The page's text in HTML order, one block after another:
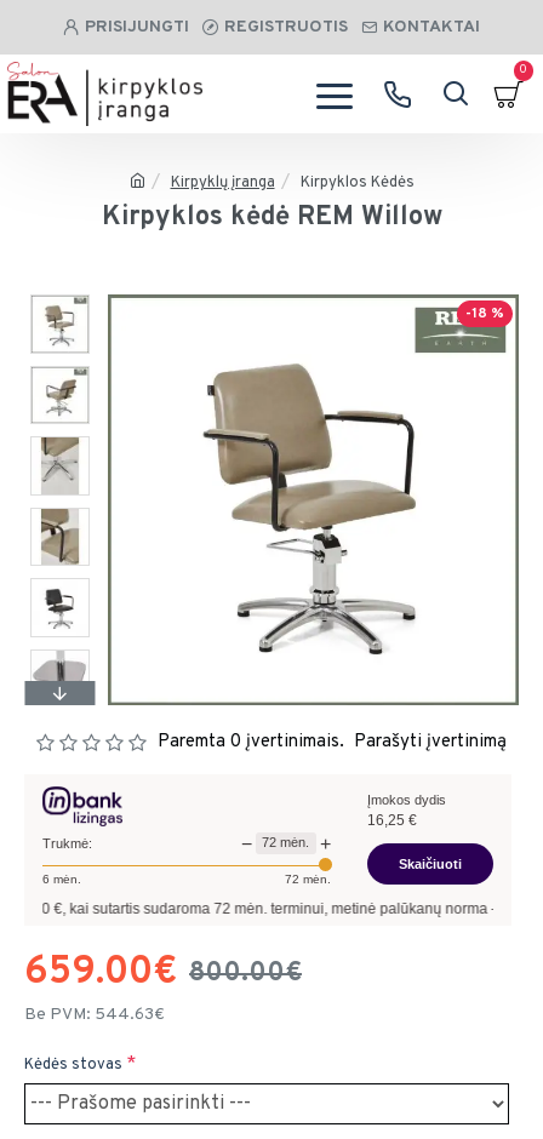
PRISIJUNGTI REGISTRUOTIS KONTAKTAI
0
Kirpyklų įranga Kirpyklos Kėdės
Kirpyklos kėdė REM Willow
-18 %
Paremta 0 įvertinimais. Parašyti įvertinimą
659.00€ 800.00€
Be PVM: 544.63€
Kėdės stovas
Trukmė: − 72 mėn. +
6 mėn. 72 mėn.
Įmokos dydis
16,25 €
Skaičiuoti
kai sutartis sudaroma72mėn. terminui, metinė palūkanų norma –13,90%